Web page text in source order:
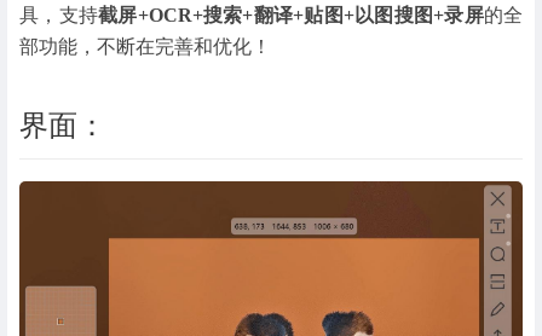
具，支持截屏+OCR+搜索+翻译+贴图+以图搜图+录屏的全
部功能，不断在完善和优化！
界面：